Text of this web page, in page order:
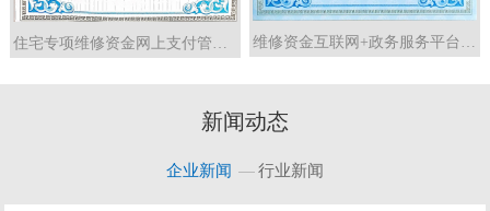
新闻动态
企业新闻 行业新闻